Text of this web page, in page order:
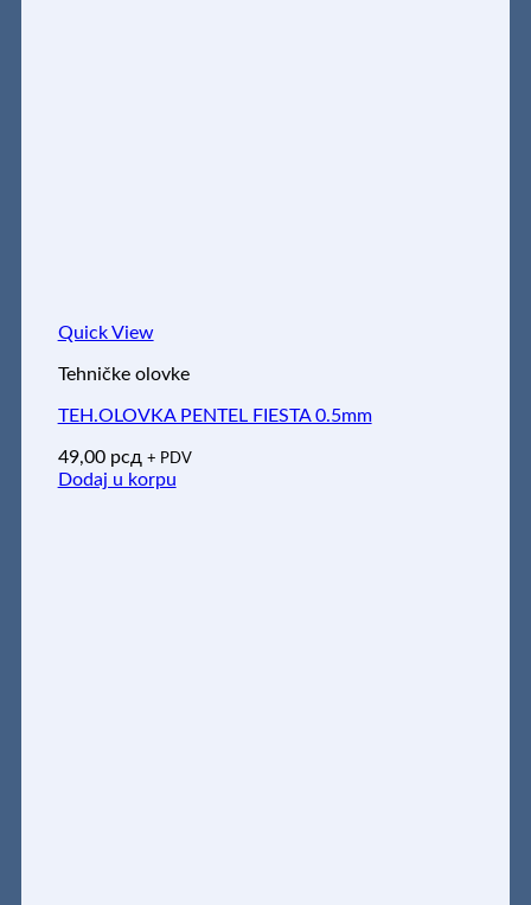
Quick View
Tehničke olovke
TEH.OLOVKA PENTEL FIESTA 0.5mm
49,00 рсд + PDV
Dodaj u korpu